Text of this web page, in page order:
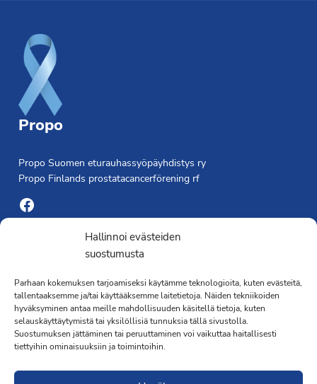
Hallinnoi evästeiden
suostumusta
Parhaan kokemuksen tarjoamiseksi käytämme teknologioita, kuten evästeitä,
tallentaaksemme ja/tai käyttääksemme laitetietoja. Näiden tekniikoiden
hyväksyminen antaa meille mahdollisuuden käsitellä tietoja, kuten
selauskäyttäytymistä tai yksilöllisiä tunnuksia tällä sivustolla.
Suostumuksen jättäminen tai peruuttaminen voi vaikuttaa haitallisesti
tiettyihin ominaisuuksiin ja toimintoihin.
Propo
Propo Suomen eturauhassyöpäyhdistys ry
Propo Finlands prostatacancerförening rf
Facebook
Yhdistyksen toimisto
Laivapojankatu 3 C, 00180 Helsinki
toimisto@propo.fi
Saavutettavuusseloste »
Toiminnanjohtaja